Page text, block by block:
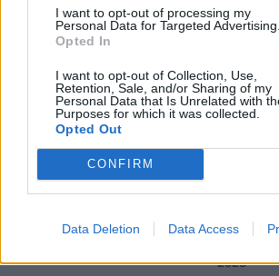
I want to opt-out of processing my
Personal Data for Targeted Advertising.
Opted In
I want to opt-out of Collection, Use,
Retention, Sale, and/or Sharing of my
Personal Data that Is Unrelated with
Purposes for which it was collected.
Opted Out
CONFIRM
Data Deletion Data Access
Β.Σ. Καρούλιας: Τζίρος 98,7
εκατ. ευρώ και αύξηση κερδών
57% - Τα νέα στοιχήματα σε
Deloitte
ενέργειας
18.990 ευρώ
2028